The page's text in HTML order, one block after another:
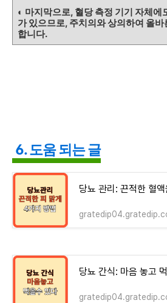
◐ 마지막으로, 혈당 측정 기기 자체에
가 있으므로, 주치의와 상의하여 올
합니다.
6. 도움 되는 글
당뇨 관리: 끈적한 혈
당뇨 간식: 마음 놓고